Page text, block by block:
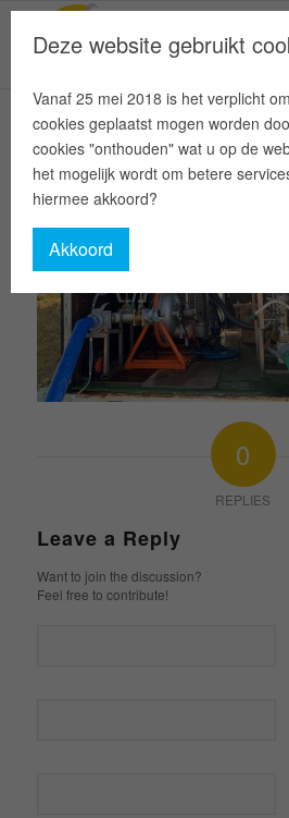
0
REPLIES
Leave a Reply
Want to join the discussion?
Feel free to contribute!
Deze website gebruikt
Vanaf 25 mei 2018 is het verplicht
cookies geplaatst mogen worden
cookies "onthouden" wat u op de
het mogelijk wordt om betere
hiermee akkoord?
Akkoord